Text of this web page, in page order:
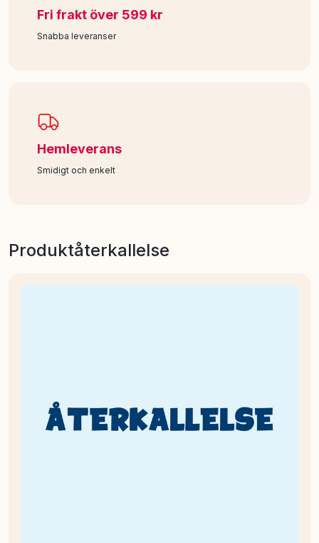
Fri frakt över 599 kr
Snabba leveranser
Hemleverans
Smidigt och enkelt
Produktåterkallelse